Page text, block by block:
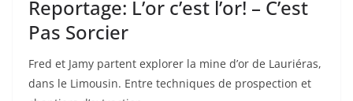
Reportage: L’or c’est l’or! – C’est
Pas Sorcier
Fred et Jamy partent explorer la mine d’or de Lauriéras,
dans le Limousin. Entre techniques de prospection et